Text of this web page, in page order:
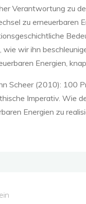
Verantwortung zu
zu erneuerbaren
wie wir ihn
Energien,
Scheer (2010): 100
Imperativ. Wie
Energien zu